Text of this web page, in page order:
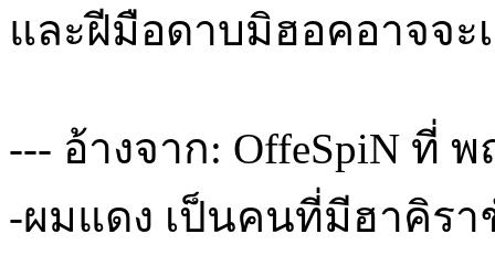
และฝีมือดาบมิฮอคอาจจ
--- อ้างจาก: OffeSpiN ที่ พ
-ผมแดง เป็นคนที่มีฮาคิร